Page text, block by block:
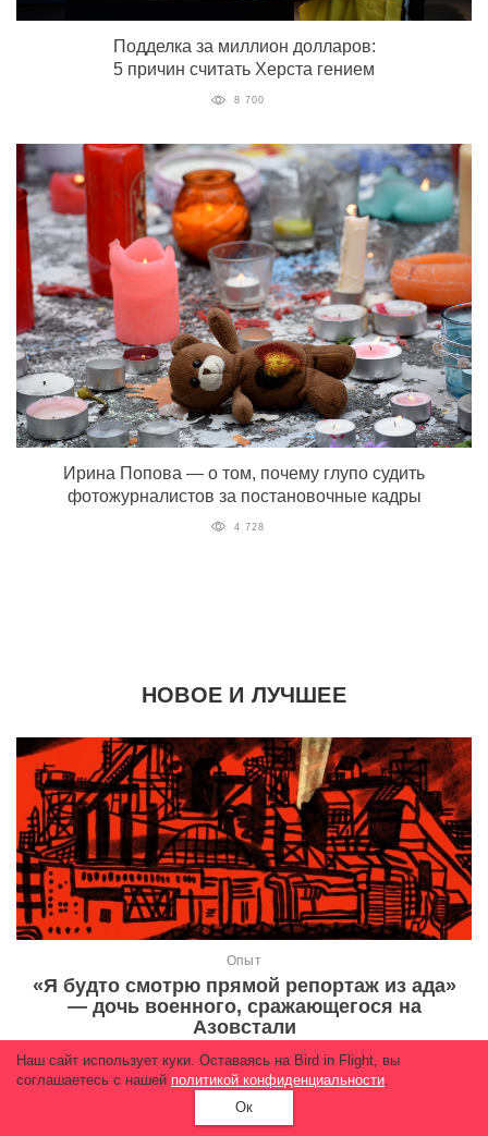
Подделка за миллион долларов:
5 причин считать Херста гением
8 700
Ирина Попова — о том, почему глупо судить
фотожурналистов за постановочные кадры
4 728
НОВОЕ И ЛУЧШЕЕ
Опыт
«Я будто смотрю прямой репортаж из ада»
— дочь военного, сражающегося на
Азовстали
39 287
Наш сайт использует куки. Оставаясь на Bird in Flight, вы
соглашаетесь с нашей политикой конфиденциальности.
Ок